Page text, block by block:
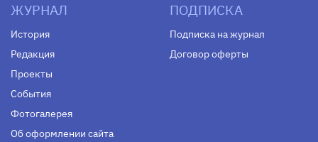
ЖУРНАЛ
История
Редакция
Проекты
События
Фотогалерея
Об оформлении сайта
ПОДПИСКА
Подписка на журнал
Договор оферты